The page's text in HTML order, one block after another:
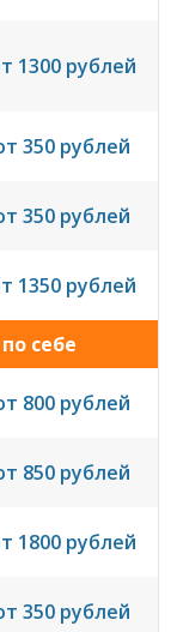
1300 рублей
350 рублей
350 рублей
1350 рублей
себе
800 рублей
850 рублей
1800 рублей
350 рублей